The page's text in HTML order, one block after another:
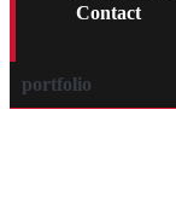
Contact
portfolio